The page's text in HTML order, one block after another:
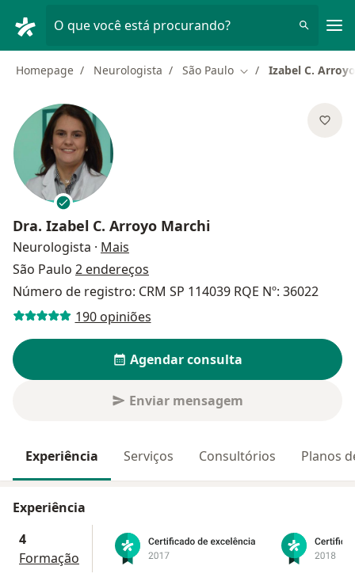
O que você está procurando?
Homepage Neurologista São Paulo Mudar de cidade
Izabel C.
Dra. Izabel C. Arroyo Marchi
Neurologista · Mais
São Paulo 2 endereços
Número de registro: CRM SP 114039 RQE Nº: 36022
190 opiniões
Agendar consulta
Enviar mensagem
Experiência Serviços Consultórios Planos
Experiência
4
Formação